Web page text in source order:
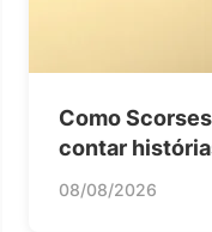
Como
contar
08/08/2026